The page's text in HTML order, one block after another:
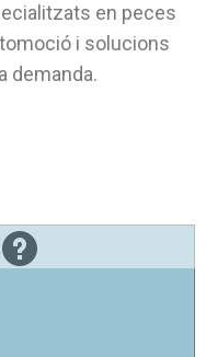
en peces
i solucions
demanda.